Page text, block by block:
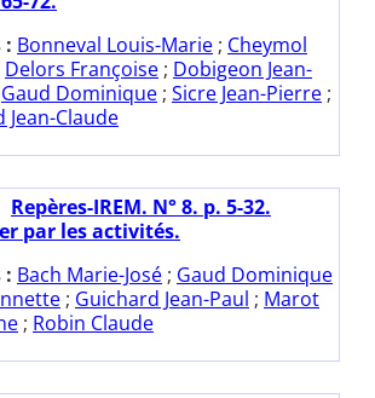
: Bonneval Louis-Marie ; Cheymol
Delors Françoise ; Dobigeon Jean-
Gaud Dominique ; Sicre Jean-Pierre ;
Jean-Claude
Repères-IREM. N° 8. p. 5-32.
par les activités.
: Bach Marie-José ; Gaud Dominique
; Guichard Jean-Paul ; Marot
; Robin Claude